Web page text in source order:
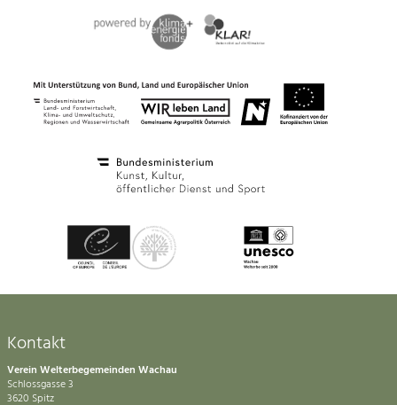
Kontakt
Verein Welterbegemeinden Wachau
Schlossgasse 3
3620 Spitz